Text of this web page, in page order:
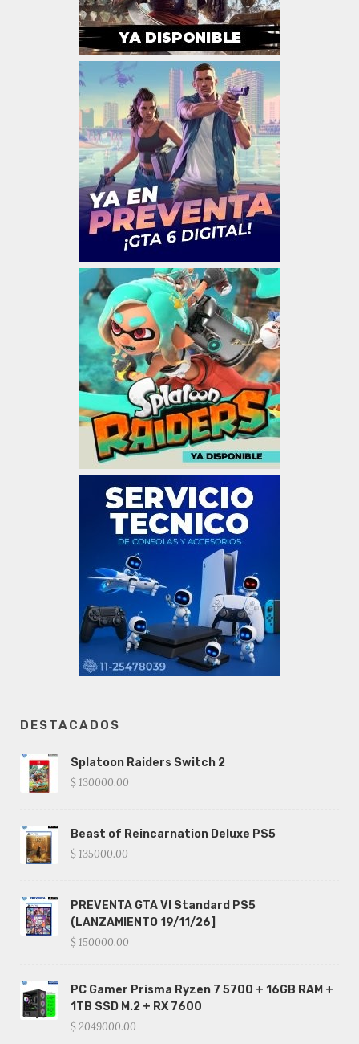
DESTACADOS
Splatoon Raiders Switch 2
$ 130000.00
Beast of Reincarnation Deluxe PS5
$ 135000.00
PREVENTA GTA VI Standard PS5
(LANZAMIENTO 19/11/26]
$ 150000.00
PC Gamer Prisma Ryzen 7 5700 + 16GB RAM +
1TB SSD M.2 + RX 7600
$ 2049000.00